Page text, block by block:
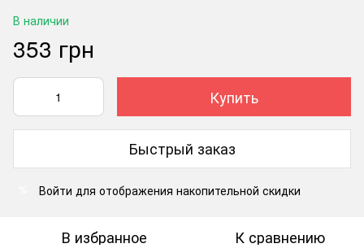
В наличии
353 грн
Купить
Быстрый заказ
Войти для отображения накопительной скидки
В избранное К сравнению